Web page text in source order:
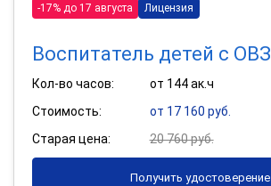
-17% до 17 августа Лицензия
Воспитатель детей с ОВЗ
Кол-во часов:
от 144 ак.ч
Стоимость:
от 17 160 руб.
Старая цена:
20 760 руб.
Получить удостоверение